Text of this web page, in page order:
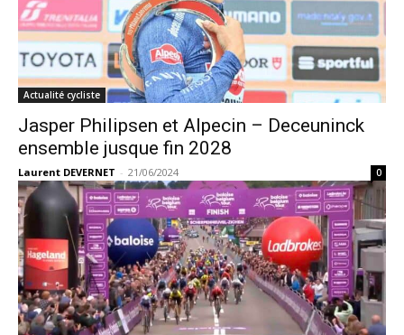
Actualité cycliste
Jasper Philipsen et Alpecin – Deceuninck
ensemble jusque fin 2028
Laurent DEVERNET - 21/06/2024 0